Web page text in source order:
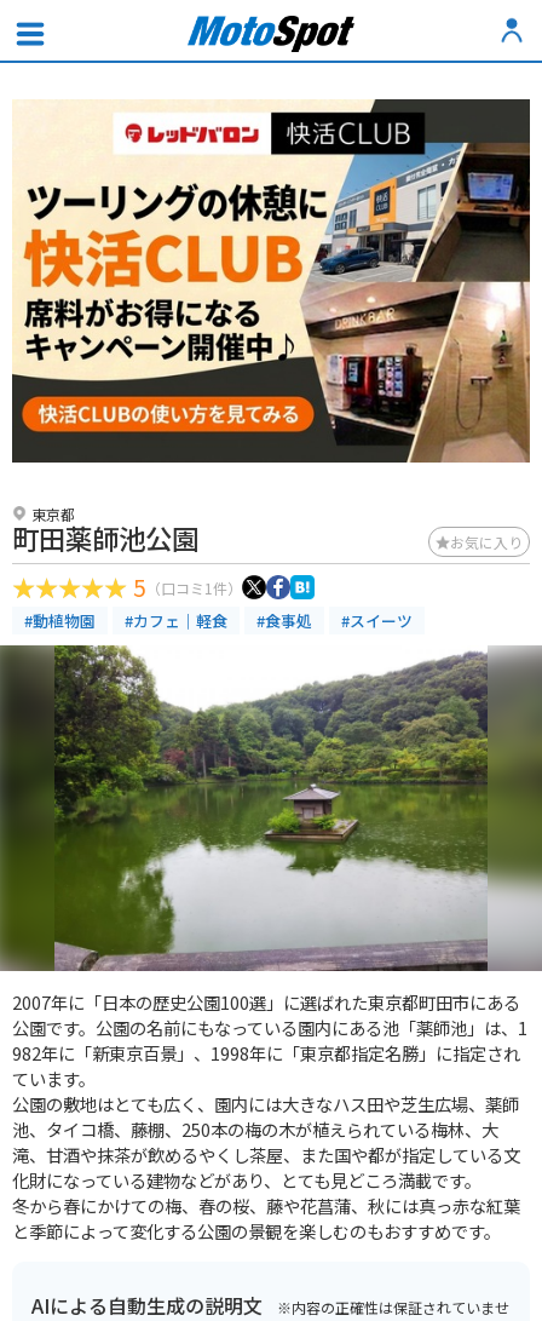
東京都
町田薬師池公園 お気に入り
5 （口コミ1件）
#動植物園 #カフェ｜軽食 #食事処 #スイーツ
2007年に「日本の歴史公園100選」に選ばれた東京都町田市にある
公園です。公園の名前にもなっている園内にある池「薬師池」は、1
982年に「新東京百景」、1998年に「東京都指定名勝」に指定され
ています。
公園の敷地はとても広く、園内には大きなハス田や芝生広場、薬師
池、タイコ橋、藤棚、250本の梅の木が植えられている梅林、大
滝、甘酒や抹茶が飲めるやくし茶屋、また国や都が指定している文
化財になっている建物などがあり、とても見どころ満載です。
冬から春にかけての梅、春の桜、藤や花菖蒲、秋には真っ赤な紅葉
と季節によって変化する公園の景観を楽しむのもおすすめです。
AIによる自動生成の説明文 ※内容の正確性は保証されていませ